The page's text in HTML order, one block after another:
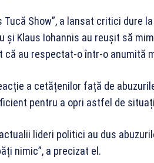
Tucă Show”, a lansat critici dure
și Klaus Iohannis au reușit să
că au respectat-o într-o anumită
a cetățenilor față de
pentru a opri astfel de
lideri politici au dus
nimic”, a precizat el.